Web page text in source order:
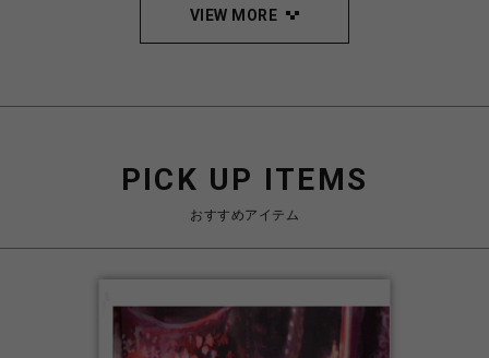
VIEW MORE
PICK UP ITEMS
おすすめアイテム